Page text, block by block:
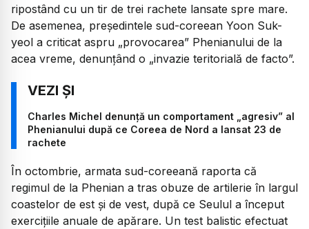
ripostând cu un tir de trei rachete lansate spre mare.
De asemenea, preşedintele sud-coreean Yoon Suk-
yeol a criticat aspru „provocarea” Phenianului de la
acea vreme, denunţând o „invazie teritorială de facto”.
Charles Michel denunţă un comportament „agresiv” al
Phenianului după ce Coreea de Nord a lansat 23 de
rachete
În octombrie, armata sud-coreeană raporta că
regimul de la Phenian a tras obuze de artilerie în largul
coastelor de est şi de vest, după ce Seulul a început
exerciţiile anuale de apărare. Un test balistic efectuat